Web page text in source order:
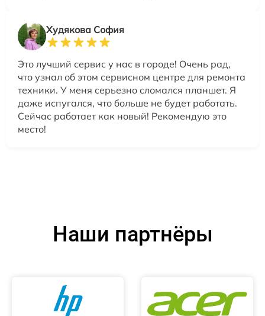
Худякова София
Это лучший сервис у нас в городе! Очень рад,
что узнал об этом сервисном центре для ремонта
техники. У меня серьезно сломался планшет. Я
даже испугался, что больше не будет работать.
Сейчас работает как новый! Рекомендую это
место!
Наши партнёры